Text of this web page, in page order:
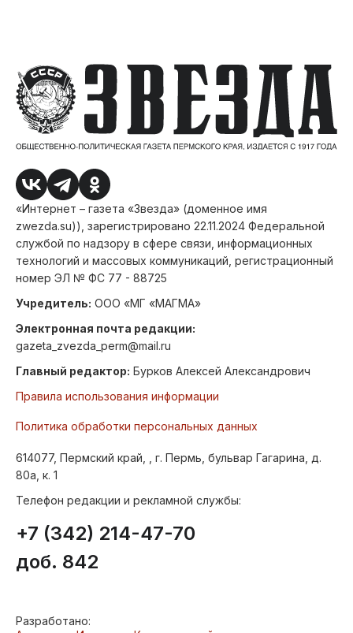
«Интернет – газета «Звезда» (доменное имя
zwezda.su)), зарегистрировано 22.11.2024 Федеральной
службой по надзору в сфере связи, информационных
технологий и массовых коммуникаций, регистрационный
номер ЭЛ № ФС 77 - 88725
Учредитель: ООО «МГ «МАГМА»
Электронная почта редакции:
gazeta_zvezda_perm@mail.ru
Главный редактор: Бурков Алексей Александрович
Правила использования информации
Политика обработки персональных данных
614077, Пермский край, , г. Пермь, бульвар Гагарина, д.
80а, к. 1
Телефон редакции и рекламной службы:
+7 (342) 214-47-70
доб. 842
Разработано: